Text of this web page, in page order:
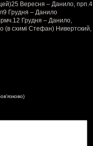
Вересня – Данило, прп.4
Грудня – Данило
Грудня – Данило,
(в схимі Стефан) Нивертский,